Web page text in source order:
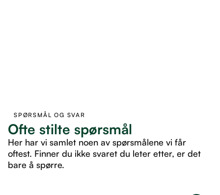
SPØRSMÅL OG SVAR
Ofte stilte spørsmål
Her har vi samlet noen av spørsmålene vi får
oftest. Finner du ikke svaret du leter etter, er det
bare å spørre.